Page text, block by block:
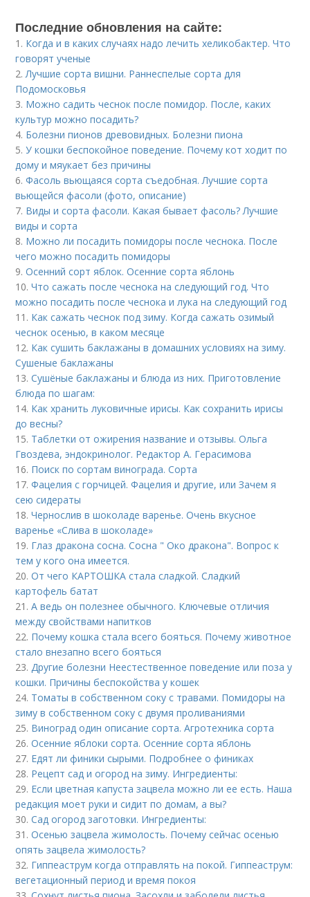
Последние обновления на сайте:
1. Когда и в каких случаях надо лечить хеликобактер. Что
говорят ученые
2.Лучшие сорта вишни. Раннеспелые сорта для
Подомосковья
3. Можно садить чеснок после помидор. После, каких
культур можно посадить?
4. Болезни пионов древовидных. Болезни пиона
5.У кошки беспокойное поведение. Почему кот ходит по
дому и мяукает без причины
6.Фасоль вьющаяся сорта съедобная. Лучшие сорта
вьющейся фасоли (фото, описание)
7. Виды и сорта фасоли. Какая бывает фасоль? Лучшие
виды и сорта
8. Можно ли посадить помидоры после чеснока. После
чего можно посадить помидоры
9.Осенний сорт яблок. Осенние сорта яблонь
10.Что сажать после чеснока на следующий год. Что
можно посадить после чеснока и лука на следующий год
11. Как сажать чеснок под зиму. Когда сажать озимый
чеснок осенью, в каком месяце
12. Как сушить баклажаны в домашних условиях на зиму.
Сушеные баклажаны
13.Сушёные баклажаны и блюда из них. Приготовление
блюда по шагам:
14. Как хранить луковичные ирисы. Как сохранить ирисы
до весны?
15. Таблетки от ожирения название и отзывы. Ольга
Гвоздева, эндокринолог. Редактор А. Герасимова
16. Поиск по сортам винограда. Сорта
17.Фацелия с горчицей. Фацелия и другие, или Зачем я
сею сидераты
18.Чернослив в шоколаде варенье. Очень вкусное
варенье «Слива в шоколаде»
19. Глаз дракона сосна. Сосна " Око дракона". Вопрос к
тем у кого она имеется.
20.От чего КАРТОШКА стала сладкой. Сладкий
картофель батат
21.А ведь он полезнее обычного. Ключевые отличия
между свойствами напитков
22. Почему кошка стала всего бояться. Почему животное
стало внезапно всего бояться
23.Другие болезни Неестественное поведение или поза у
кошки. Причины беспокойства у кошек
24. Томаты в собственном соку с травами. Помидоры на
зиму в собственном соку с двумя проливаниями
25. Виноград один описание сорта. Агротехника сорта
26.Осенние яблоки сорта. Осенние сорта яблонь
27. Едят ли финики сырыми. Подробнее о финиках
28. Рецепт сад и огород на зиму. Ингредиенты:
29. Если цветная капуста зацвела можно ли ее есть. Наша
редакция моет руки и сидит по домам, а вы?
30.Сад огород заготовки. Ингредиенты:
31.Осенью зацвела жимолость. Почему сейчас осенью
опять зацвела жимолость?
32. Гиппеаструм когда отправлять на покой. Гиппеаструм:
вегетационный период и время покоя